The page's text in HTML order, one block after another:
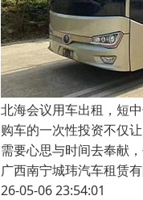
北海会议用车出租，短
购车的一次性投资不仅
需要心思与时间去奉献
广西南宁城玮汽车租赁
26-05-06 23:54:01